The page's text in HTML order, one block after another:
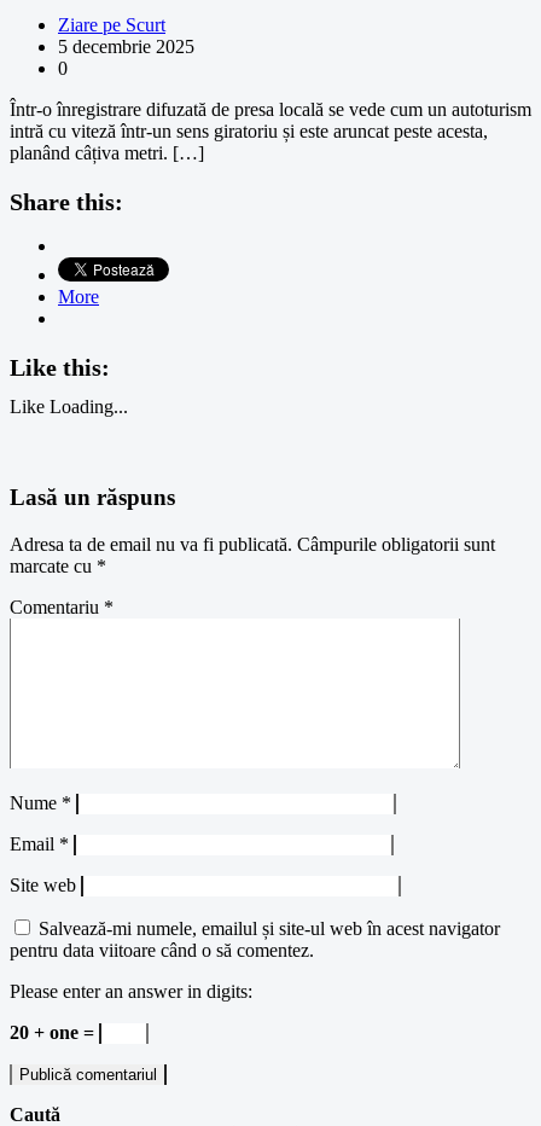
Ziare pe Scurt
5 decembrie 2025
0
Într-o înregistrare difuzată de presa locală se vede cum un autoturism
intră cu viteză într-un sens giratoriu și este aruncat peste acesta,
planând câțiva metri. […]
Share this:
More
Like this:
Like Loading...
Lasă un răspuns
Adresa ta de email nu va fi publicată. Câmpurile obligatorii sunt
marcate cu *
Comentariu *
Nume *
Email *
Site web
Salvează-mi numele, emailul și site-ul web în acest navigator
pentru data viitoare când o să comentez.
Please enter an answer in digits:
20 + one =
Caută